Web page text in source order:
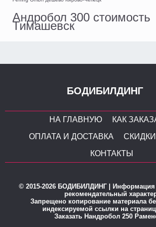
Андробол 300 стоимость
Тимашевск
БОДИБИЛДИНГ
НА ГЛАВНУЮ
КАК
ОПЛАТА И ДОСТАВКА
СКИДКИ
КОНТАКТЫ
© 2015-2026 БОДИБИЛДИНГ | Информация
рекомендательный
Запрещено копирование материала
индексируемой ссылки на
Заказать Нандробол 250